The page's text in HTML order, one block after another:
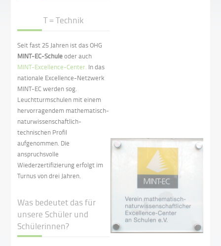
T = Technik
Seit fast 25 Jahren ist das OHG
MINT-EC-Schuleoder auch
MINT-Excellence-Center. In das
nationale Excellence-Netzwerk
MINT-EC werden sog.
Leuchtturmschulen mit einem
hervorragendem mathematisch-
naturwissenschaftlich-
technischen Profil
aufgenommen. Die
anspruchsvolle
Wiederzertifizierung erfolgt im
Turnus von drei Jahren.
Was bedeutet das für
unsere Schüler und
Schülerinnen?